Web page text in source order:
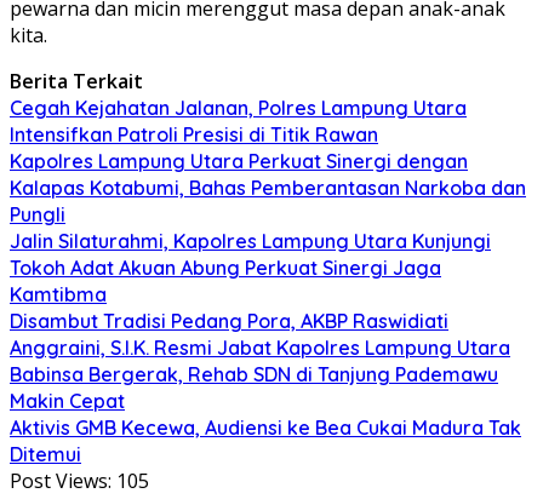
pewarna dan micin merenggut masa depan anak-anak
kita.
Berita Terkait
Cegah Kejahatan Jalanan, Polres Lampung Utara
Intensifkan Patroli Presisi di Titik Rawan
Kapolres Lampung Utara Perkuat Sinergi dengan
Kalapas Kotabumi, Bahas Pemberantasan Narkoba dan
Pungli
Jalin Silaturahmi, Kapolres Lampung Utara Kunjungi
Tokoh Adat Akuan Abung Perkuat Sinergi Jaga
Kamtibma
Disambut Tradisi Pedang Pora, AKBP Raswidiati
Anggraini, S.I.K. Resmi Jabat Kapolres Lampung Utara
Babinsa Bergerak, Rehab SDN di Tanjung Pademawu
Makin Cepat
Aktivis GMB Kecewa, Audiensi ke Bea Cukai Madura Tak
Ditemui
Post Views: 105